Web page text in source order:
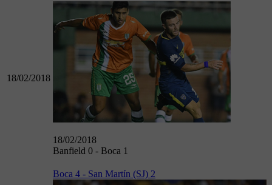
18/02/2018
18/02/2018
Banfield 0 - Boca 1
Boca 4 - San Martín (SJ) 2